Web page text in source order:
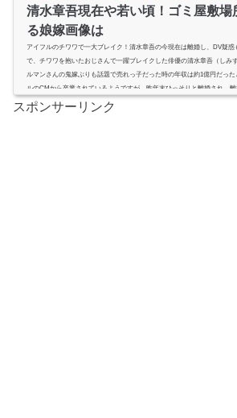
清水章吾現在や若い頃！ゴミ屋敷場
る娘嫁画像は
アイフルのチワワで一大ブレイク！清水章吾の今現在は離婚し、DV疑惑
で、チワワを抱いたおじさんで一躍ブレイクした俳優の清水章吾（しみ
ルマンさんの鬼嫁ぶりも話題で売れっ子だった時の年収は約1億円だっ
ルのCMから卒業されているようですが、昨年末ひっそりと離婚され、
さんと自宅内で奇妙な同居生活を続けていると週刊新潮に報じられまし
水章吾さんの現在...
スポンサーリンク